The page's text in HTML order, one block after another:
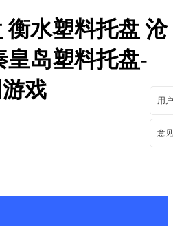
衡水塑料托盘 沧
皇岛塑料托盘-
戏
用
意